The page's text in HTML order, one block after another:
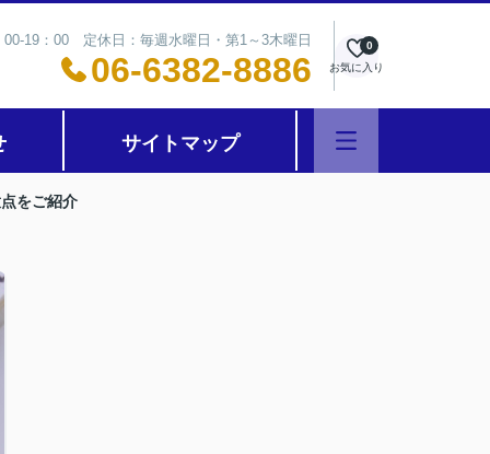
00-19：00 定休日：毎週水曜日・第1～3木曜日
06-6382-8886 お気に入り
0
サイトマップ
をご紹介